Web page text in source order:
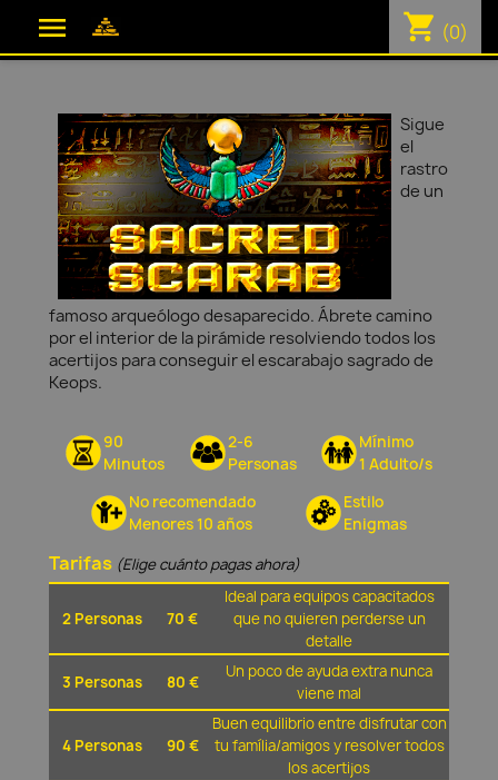
 shopping_cart (0)
Sigue
el
rastro
de un
famoso arqueólogo desaparecido. Ábrete camino
por el interior de la pirámide resolviendo todos los
acertijos para conseguir el escarabajo sagrado de
Keops.
90
Minutos
2-6
Personas
Mínimo
1 Adulto/s
No recomendado
Menores 10 años
Estilo
Enigmas
Tarifas (Elige cuánto pagas ahora)
2 Personas 70 €
Ideal para equipos capacitados
que no quieren perderse un
detalle
3 Personas 80 €
Un poco de ayuda extra nunca
viene mal
4 Personas 90 €
Buen equilibrio entre disfrutar con
tu família/amigos y resolver todos
los acertijos